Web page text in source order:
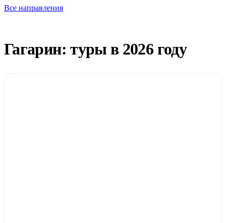
Все направления
Гагарин: туры в 2026 году